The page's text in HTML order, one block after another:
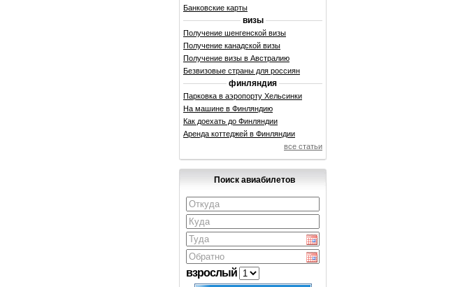
Банковские карты
визы
Получение шенгенской визы
Получение канадской визы
Получение визы в Австралию
Безвизовые страны для россиян
финляндия
Парковка в аэропорту Хельсинки
На машине в Финляндию
Как доехать до Финляндии
Аренда коттеджей в Финляндии
все статьи
Поиск авиабилетов
взрослый